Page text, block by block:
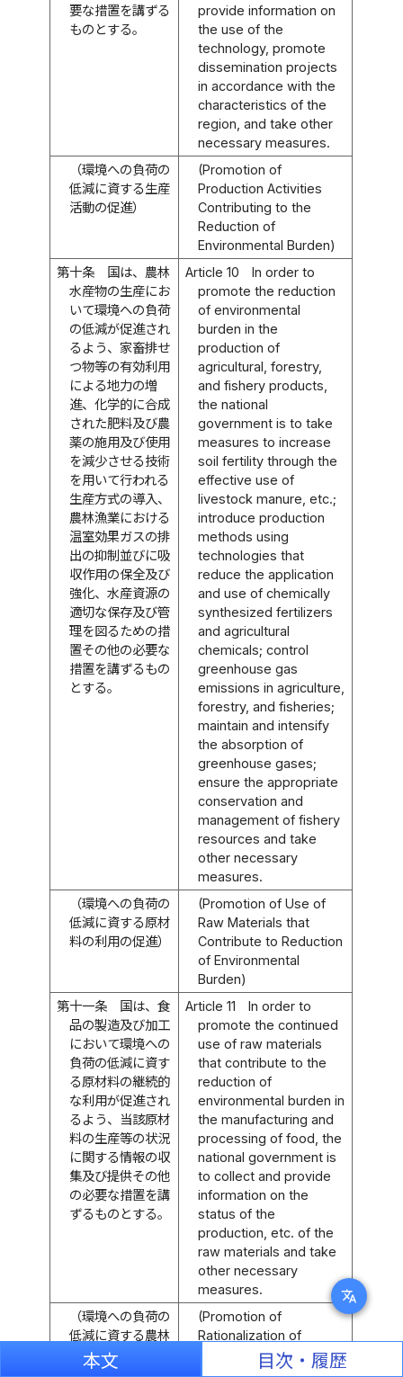
translate
要な措置を講ずる
ものとする。
provide information on
the use of the
technology, promote
dissemination projects
in accordance with the
characteristics of the
region, and take other
necessary measures.
（環境への負荷の
低減に資する生産
活動の促進）
(Promotion of
Production Activities
Contributing to the
Reduction of
Environmental Burden)
第十条
国は、農林
水産物の生産にお
いて環境への負荷
の低減が促進され
るよう、家畜排せ
つ物等の有効利用
による地力の増
進、化学的に合成
された肥料及び農
薬の施用及び使用
を減少させる技術
を用いて行われる
生産方式の導入、
農林漁業における
温室効果ガスの排
出の抑制並びに吸
収作用の保全及び
強化、水産資源の
適切な保存及び管
理を図るための措
置その他の必要な
措置を講ずるもの
とする。
Article 10
In order to
promote the reduction
of environmental
burden in the
production of
agricultural, forestry,
and fishery products,
the national
government is to take
measures to increase
soil fertility through the
effective use of
livestock manure, etc.;
introduce production
methods using
technologies that
reduce the application
and use of chemically
synthesized fertilizers
and agricultural
chemicals; control
greenhouse gas
emissions in agriculture,
forestry, and fisheries;
maintain and intensify
the absorption of
greenhouse gases;
ensure the appropriate
conservation and
management of fishery
resources and take
other necessary
measures.
（環境への負荷の
低減に資する原材
料の利用の促進）
(Promotion of Use of
Raw Materials that
Contribute to Reduction
of Environmental
Burden)
第十一条
国は、食
品の製造及び加工
において環境への
負荷の低減に資す
る原材料の継続的
な利用が促進され
るよう、当該原材
料の生産等の状況
に関する情報の収
集及び提供その他
の必要な措置を講
ずるものとする。
Article 11
In order to
promote the continued
use of raw materials
that contribute to the
reduction of
environmental burden in
the manufacturing and
processing of food, the
national government is
to collect and provide
information on the
status of the
production, etc. of the
raw materials and take
other necessary
measures.
（環境への負荷の
低減に資する農林
水産物等の流通の
合理化の促進）
(Promotion of
Rationalization of
Distribution of
Agricultural, Forestry
本文 目次・履歴